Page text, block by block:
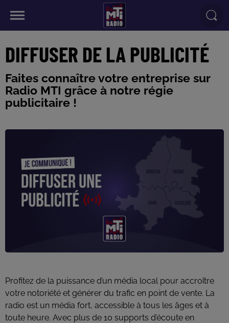
DIFFUSER DE LA PUBLICITÉ
Faites connaître votre entreprise sur
Radio MTI grâce à notre régie
publicitaire !
Profitez de la puissance d’un média local pour accroître
votre notoriété et générer du trafic en point de vente. La
radio est un média fort, accessible à tous les âges et à
toute heure. Avec plus de 10 supports d’écoute en